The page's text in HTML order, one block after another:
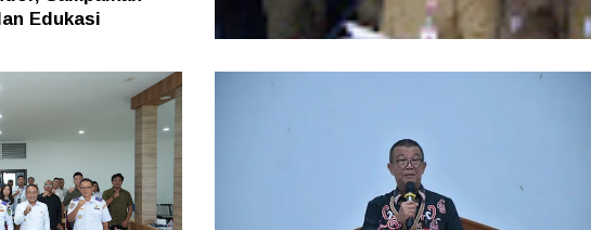
Edukasi
Di Tengah Efisiensi Anggaran, Pemprov
Kaltara Pastikan TPP ASN Tetap Dibayar